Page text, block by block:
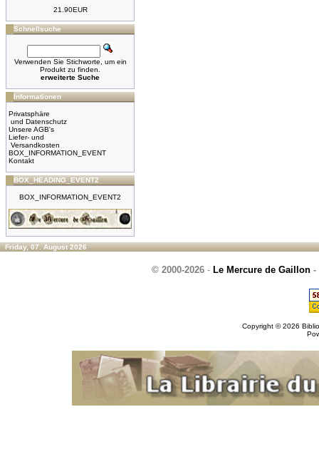
21.90EUR
Schnellsuche
Verwenden Sie Stichworte, um ein
Produkt zu finden.
erweiterte Suche
Informationen
Privatsphäre
und Datenschutz
Unsere AGB's
Liefer- und
Versandkosten
BOX_INFORMATION_EVENT
Kontakt
BOX_HEADING_EVENT2
BOX_INFORMATION_EVENT2
Friday, 07. August 2026
© 2000-2026 - Le Mercure de Gaillon -
Copyright © 2026